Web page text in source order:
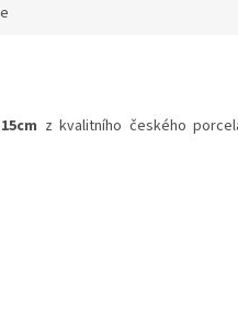
z kvalitního českého